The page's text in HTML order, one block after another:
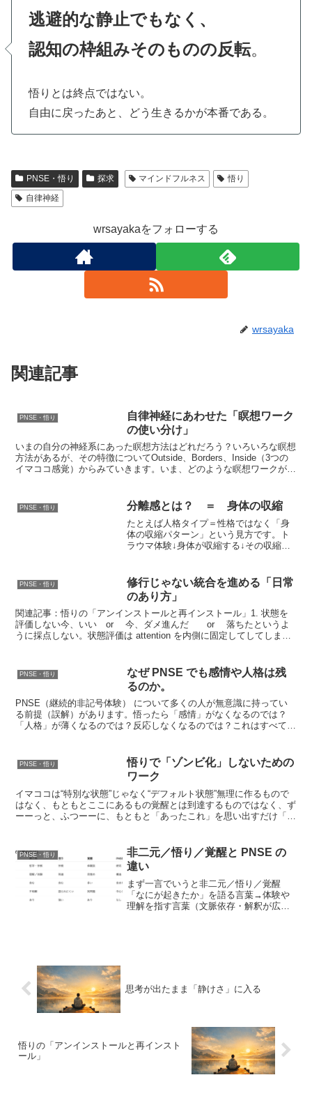
逃避的な静止でもなく、
認知の枠組みそのものの反転。
悟りとは終点ではない。
自由に戻ったあと、どう生きるかが本番である。
PNSE・悟り 探求 マインドフルネス
悟り
自律神経
wrsayakaをフォローする
wrsayaka
関連記事
PNSE・悟り
自律神経にあわせた「瞑想ワーク
の使い分け」
いまの自分の神経系にあった瞑想方法はどれだろう？いろいろな瞑想
方法があるが、その特徴についてOutside、Borders、Inside（3つの
イマココ感覚）からみていきます。いま、どのような瞑想ワークが自
PNSE・悟り 分離感とは？ ＝ 身体の収縮
たとえば人格タイプ＝性格ではなく「身
体の収縮パターン」という見方です。ト
ラウマ体験↓身体が収縮する↓その収縮が
造内部感覚上半身・頭の緊張コントロー
ル身体から離れる空虚...
PNSE・悟り
修行じゃない統合を進める「日常
のあり方」
関連記事：悟りの「アンインストールと再インストール」1. 状態を
評価しない今、いい or 今、ダメ進んだ or 落ちたというよ
うに採点しない。状態評価は attention を内側に固定してしてしまう
PNSE・悟り
なぜ PNSE でも感情や人格は残
るのか。
PNSE（継続的非記号体験） について多くの人が無意識に持ってい
る前提（誤解）があります。悟ったら「感情」がなくなるのでは？
「人格」が薄くなるのでは？反応しなくなるのでは？これはすべて
PNSE・悟り
悟りで「ゾンビ化」しないための
ワーク
イマココは“特別な状態”じゃなく“デフォルト状態”無理に作るもので
はなく、もともとここにあるもの覚醒とは到達するものではなく、ず
ーーっと、ふつーーに、もともと「あったこれ」を思い出すだけ「新
PNSE・悟り
非二元／悟り／覚醒と PNSE の
違い
まず一言でいうと非二元／悟り／覚醒
「なにが起きたか」を語る言葉→体験や
理解を指す言葉（文脈依存・解釈が広
思考が出たまま「静けさ」に入る
悟りの「アンインストールと再インスト
ール」